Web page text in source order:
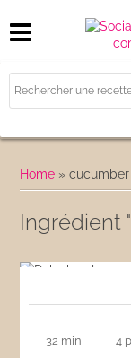
Home »cucumber
Ingrédient
32 min 4